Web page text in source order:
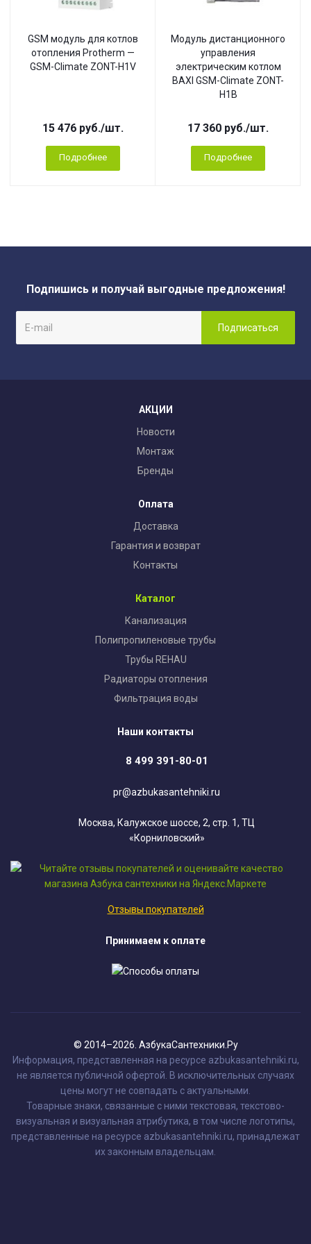
GSM модуль для котлов
отопления Protherm —
GSM-Climate ZONT-H1V
15 476 руб./шт.
Подробнее
Модуль дистанционного
управления
электрическим котлом
BAXI GSM-Climate ZONT-
H1B
17 360 руб./шт.
Подробнее
Подпишись и получай выгодные предложения!
АКЦИИ
Новости
Монтаж
Бренды
Оплата
Доставка
Гарантия и возврат
Контакты
Каталог
Канализация
Полипропиленовые трубы
Трубы REHAU
Радиаторы отопления
Фильтрация воды
Наши контакты
8 499 391-80-01
pr@azbukasantehniki.ru
Москва, Калужское шоссе, 2, стр. 1, ТЦ
«Корниловский»
Отзывы покупателей
Принимаем к оплате
© 2014–2026. АзбукаСантехники.Ру
Информация, представленная на ресурсе azbukasantehniki.ru,
не является публичной офертой. В исключительных случаях
цены могут не совпадать с актуальными.
Товарные знаки, связанные с ними текстовая, текстово-
визуальная и визуальная атрибутика, в том числе логотипы,
представленные на ресурсе azbukasantehniki.ru, принадлежат
их законным владельцам.